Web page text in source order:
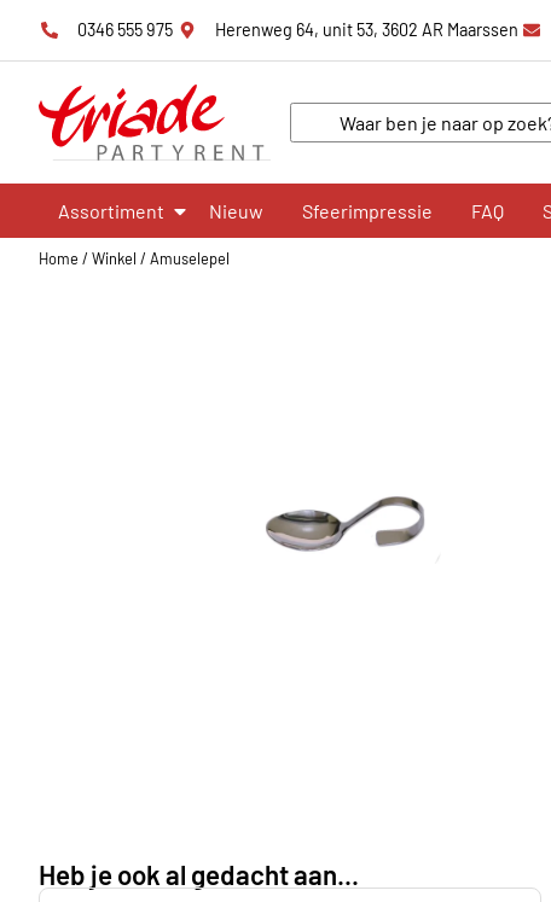
0346 555 975 Herenweg 64, unit 53, 3602 AR Maarssen
Assortiment Nieuw Sfeerimpressie FAQ
Home / Winkel / Amuselepel
Heb je ook al gedacht aan...